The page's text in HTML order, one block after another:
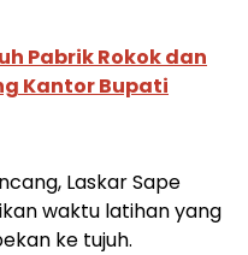
Pabrik Rokok dan
Kantor Bupati
Laskar Sape
waktu latihan yang
ke tujuh.